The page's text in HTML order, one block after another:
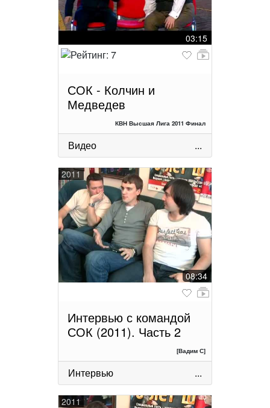
03:15
СОК - Колчин и
Медведев
КВН Высшая Лига 2011 Финал
Видео ...
2011
08:34
Интервью с командой
СОК (2011). Часть 2
[Вадим С]
Интервью ...
2011